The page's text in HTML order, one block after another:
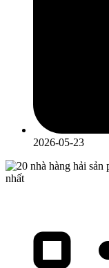
2026-05-23